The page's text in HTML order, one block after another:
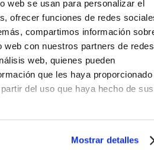
web se usan para personalizar el
ofrecer funciones de redes
compartimos información
web con nuestros partners de redes
web, quienes pueden
que les haya proporcionado
del uso que haya hecho de sus
Mostrar detalles
DEL PRODUCTO
para serie Muse 210
con un sistema de
en la estructura. El único
para configurar como line
como soporte en el